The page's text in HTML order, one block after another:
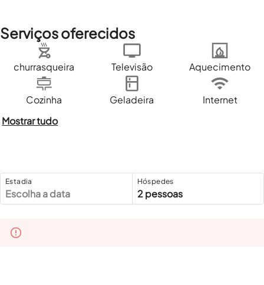
Serviços oferecidos
churrasqueira Televisão Aquecimento
Cozinha Geladeira
Internet
Mostrar tudo
Estadia
Escolha a data
Hóspedes
2 pessoas